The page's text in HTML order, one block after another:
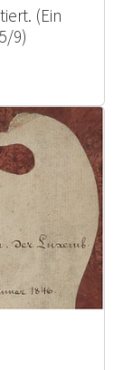
(Ein
9)